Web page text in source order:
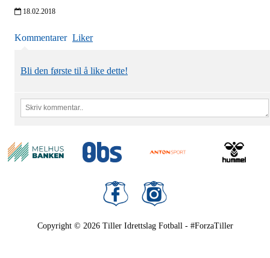
18.02.2018
Kommentarer Liker
Bli den første til å like dette!
Copyright © 2026 Tiller Idrettslag Fotball - #ForzaTiller